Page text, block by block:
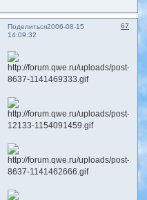
Поделиться 67
2006-08-15
14:09:32